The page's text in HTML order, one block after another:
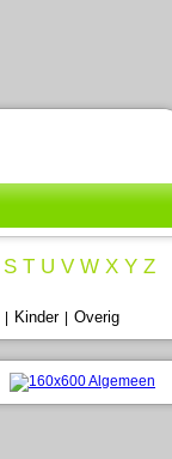
S T U V W X Y Z
Kinder| Overig